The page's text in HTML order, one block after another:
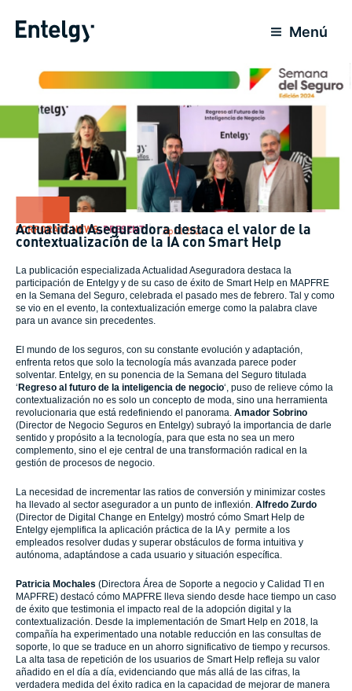
Menú
CORPORATE NEWS,PRESENT 1 April 2024
Actualidad Aseguradora destaca el valor de la
contextualización de la IA con Smart Help
La publicación especializada Actualidad Aseguradora destaca la
participación de Entelgy y de su caso de éxito de Smart Help en MAPFRE
en la Semana del Seguro, celebrada el pasado mes de febrero. Tal y como
se vio en el evento, la contextualización emerge como la palabra clave
para un avance sin precedentes.
El mundo de los seguros, con su constante evolución y adaptación,
enfrenta retos que solo la tecnología más avanzada parece poder
solventar. Entelgy, en su ponencia de la Semana del Seguro titulada
‘ Regreso al futuro de la inteligencia de negocio‘, puso de relieve cómo la
contextualización no es solo un concepto de moda, sino una herramienta
revolucionaria que está redefiniendo el panorama. Amador Sobrino
(Director de Negocio Seguros en Entelgy) subrayó la importancia de darle
sentido y propósito a la tecnología, para que esta no sea un mero
complemento, sino el eje central de una transformación radical en la
gestión de procesos de negocio.
La necesidad de incrementar las ratios de conversión y minimizar costes
ha llevado al sector asegurador a un punto de inflexión. Alfredo Zurdo
(Director de Digital Change en Entelgy) mostró cómo Smart Help de
Entelgy ejemplifica la aplicación práctica de la IA y permite a los
empleados resolver dudas y superar obstáculos de forma intuitiva y
autónoma, adaptándose a cada usuario y situación específica.
Patricia Mochales (Directora Área de Soporte a negocio y Calidad TI en
MAPFRE) destacó cómo MAPFRE lleva siendo desde hace tiempo un caso
de éxito que testimonia el impacto real de la adopción digital y la
contextualización. Desde la implementación de Smart Help en 2018, la
compañía ha experimentado una notable reducción en las consultas de
soporte, lo que se traduce en un ahorro significativo de tiempo y recursos.
La alta tasa de repetición de los usuarios de Smart Help refleja su valor
añadido en el día a día, evidenciando que más allá de las cifras, la
verdadera medida del éxito radica en la capacidad de mejorar de manera